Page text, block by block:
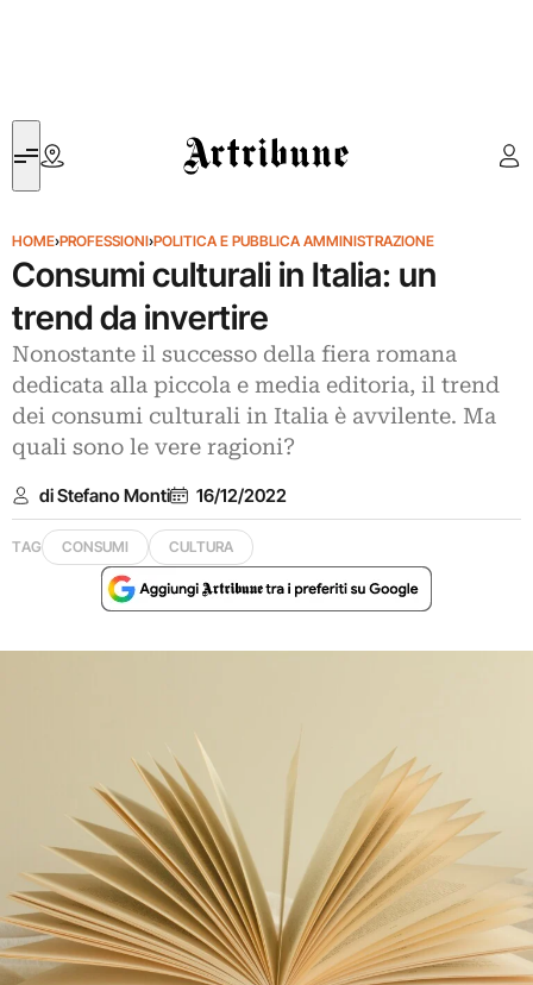
Artribune
HOME›PROFESSIONI›POLITICA E PUBBLICA AMMINISTRAZIONE
Consumi culturali in Italia: un
trend da invertire
Nonostante il successo della fiera romana
dedicata alla piccola e media editoria, il trend
dei consumi culturali in Italia è avvilente. Ma
quali sono le vere ragioni?
di Stefano Monti 16/12/2022
TAG CONSUMI CULTURA